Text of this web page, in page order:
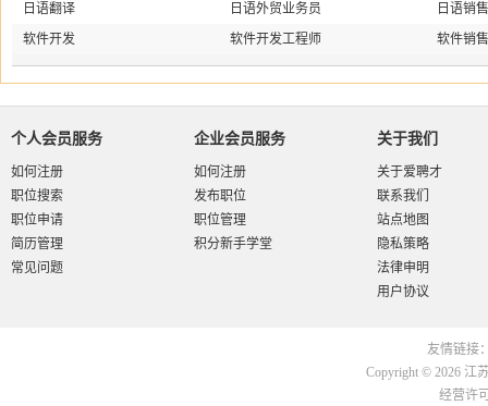
日语翻译
日语外贸业务员
日语销售
软件开发
软件开发工程师 软件销售
个人会员服务
如何注册
职位搜索
职位申请
简历管理
常见问题
企业会员服务
如何注册
发布职位
职位管理
积分新手学堂
关于我们
关于爱聘才
联系我们
站点地图
隐私策略
法律申明
用户协议
友情链接
Copyright © 2026 江
经营许